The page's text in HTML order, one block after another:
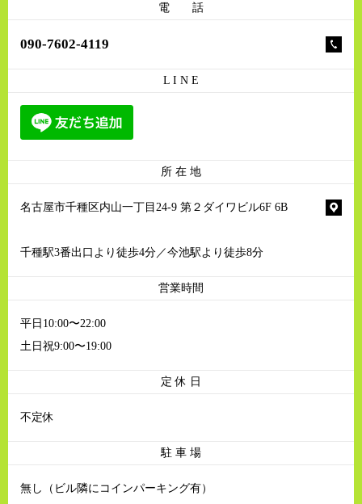
電 話
090-7602-4119
L I N E
所 在 地
名古屋市千種区内山一丁目24-9 第２ダイワビル6F 6B
千種駅3番出口より徒歩4分／今池駅より徒歩8分
営業時間
平日10:00〜22:00
土日祝9:00〜19:00
定 休 日
不定休
駐 車 場
無し（ビル隣にコインパーキング有）